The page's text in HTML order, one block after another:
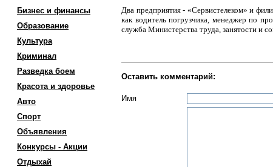
Бизнес и финансы
Образование
Культура
Криминал
Разведка боем
Красота и здоровье
Авто
Спорт
Объявления
Конкурсы - Акции
Отдыхай
Два предприятия - «Сервистелеком» и
как водитель погрузчика, менеджер по
служба Министерства труда, занятости и
Оставить комментарий:
Имя